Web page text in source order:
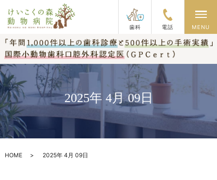
歯科 電話
メ
MENU
2025年 4月 09日
HOME 2025年 4月 09日